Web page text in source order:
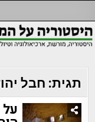
to
content
תגית: חבל